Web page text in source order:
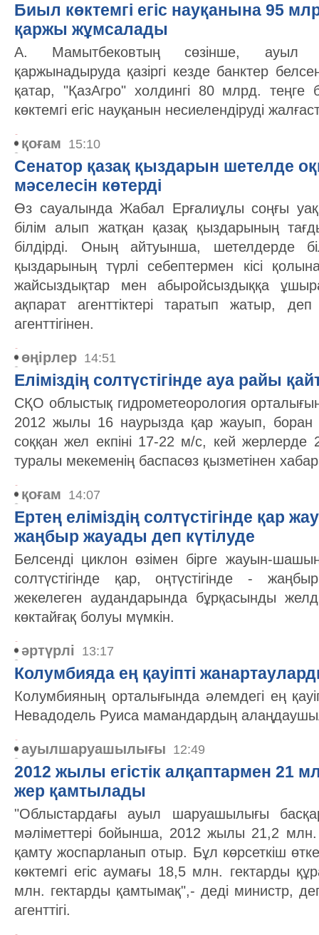
Биыл көктемгі егіс науқанына 95
қаржы жұмсалады
А. Мамытбековтың сөзінше, ауыл
қаржынадыруда қазіргі кезде банктер
қатар, "ҚазАгро" холдингі 80 млрд. теңге
көктемгі егіс науқанын несиелендіруді
қоғам 15:10
Сенатор қазақ қыздарын шетелде
мәселесін көтерді
Өз сауалында Жабал Ерғалиұлы соңғы
білім алып жатқан қазақ қыздарының
білдірді. Оның айтуынша, шетелдерде
қыздарының түрлі себептермен кісі
жайсыздықтар мен абыройсыздыққа
ақпарат агенттіктері таратып жатыр,
агенттігінен.
өңірлер 14:51
Еліміздің солтүстігінде ауа райы
СҚО облыстық гидрометеорология
2012 жылы 16 наурызда қар жауып, боран
соққан жел екпіні 17-22 м/с, кей
туралы мекеменің баспасөз қызметінен
қоғам 14:07
Ертең еліміздің солтүстігінде қар
жаңбыр жауады деп күтілуде
Белсенді циклон өзімен бірге жауын-
солтүстігінде қар, оңтүстігінде -
жекелеген аудандарында бұрқасынды
көктайғақ болуы мүмкін.
әртүрлі 13:17
Колумбияда ең қауіпті
Колумбияның орталығында әлемдегі ең
Невадодель Руиса мамандардың
ауылшаруашылығы 12:49
2012 жылы егістік алқаптармен 21
жер қамтылады
"Облыстардағы ауыл шаруашылығы
мәліметтері бойынша, 2012 жылы 21,2 млн.
қамту жоспарланып отыр. Бұл көрсеткіш
көктемгі егіс аумағы 18,5 млн. гектарды
млн. гектарды қамтымақ",- деді министр,
агенттігі.